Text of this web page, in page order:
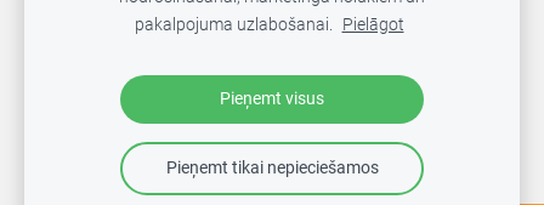
Sīkdatnes
pakalpojuma uzlabošanai. Pielāgot
Pieņemt visus
Pieņemt tikai nepieciešamos